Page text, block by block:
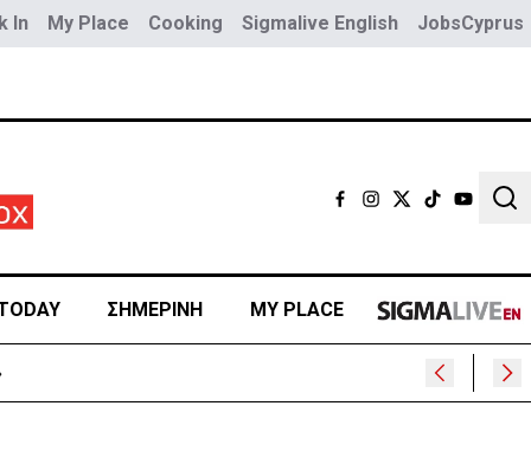
In My Place Cooking Sigmalive English JobsCyprus
ΣΗΜΕΡΙΝΗ MY PLACE